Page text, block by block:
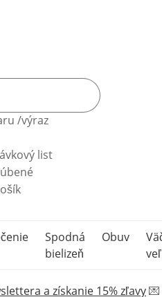
/výraz
list
Spodná
bielizeň
Obuv
a získanie 15% zľavy💌